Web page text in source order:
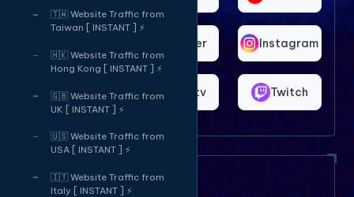
🇹🇼 Website Traffic from
Taiwan [ INSTANT ] ⚡
🇭🇰 Website Traffic from
Hong Kong [ INSTANT ] ⚡
🇬🇧 Website Traffic from
UK [ INSTANT ] ⚡
🇺🇸 Website Traffic from
USA [ INSTANT ] ⚡
🇮🇹 Website Traffic from
Italy [ INSTANT ] ⚡
Twitter Instagram
Shopee Bigo.tv Twitch
Dịch vụ của chúng tôi